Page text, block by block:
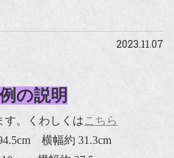
2023.11.07
の説明
す。くわしくはこちら
横幅約 31.3cm